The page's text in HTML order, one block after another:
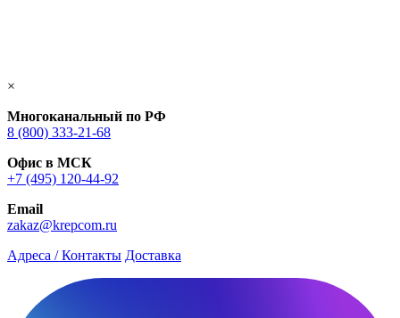
×
Многоканальный по РФ
8 (800) 333‑21-68
Офис в МСК
+7 (495) 120-44-92
Email
zakaz@krepcom.ru
Адреса / Контакты Доставка